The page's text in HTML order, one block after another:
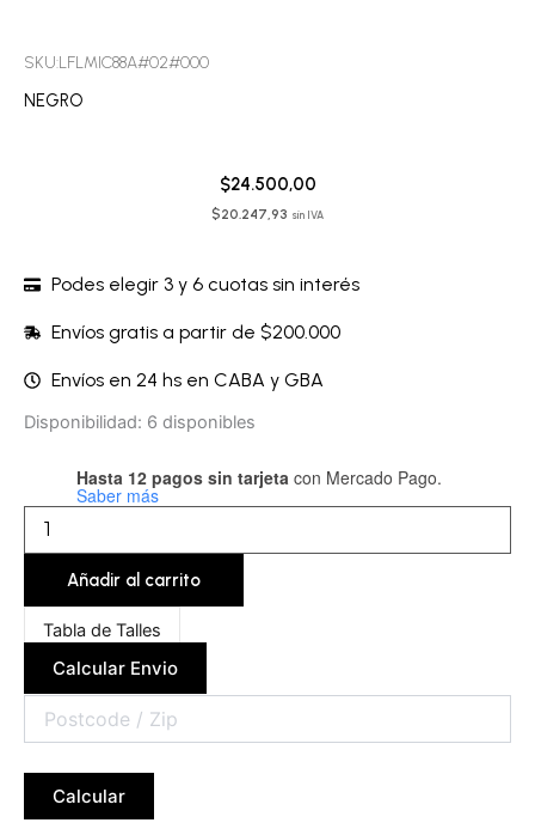
SKU:LFLMIC88A#02#000
NEGRO
$24.500,00
$20.247,93 sin IVA
Podes elegir 3 y 6 cuotas sin interés
Envíos gratis a partir de $200.000
Envíos en 24 hs en CABA y GBA
Disponibilidad: 6 disponibles
Hasta 12 pagos sin tarjeta con Mercado Pago.
Saber más
Microbikini
cantidad
Añadir al carrito
Tabla de Talles
Calcular Envio
Calcular